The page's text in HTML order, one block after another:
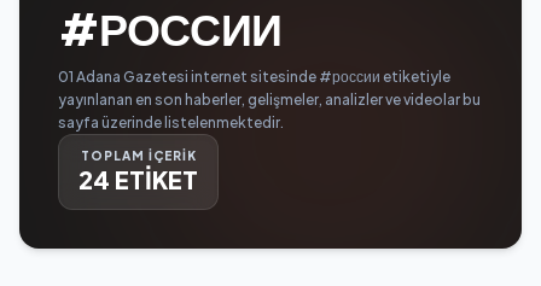
#РОССИИ
01 Adana Gazetesi internet sitesinde #россии etiketiyle
yayınlanan en son haberler, gelişmeler, analizler ve videolar bu
sayfa üzerinde listelenmektedir.
TOPLAM İÇERİK
24 ETİKET